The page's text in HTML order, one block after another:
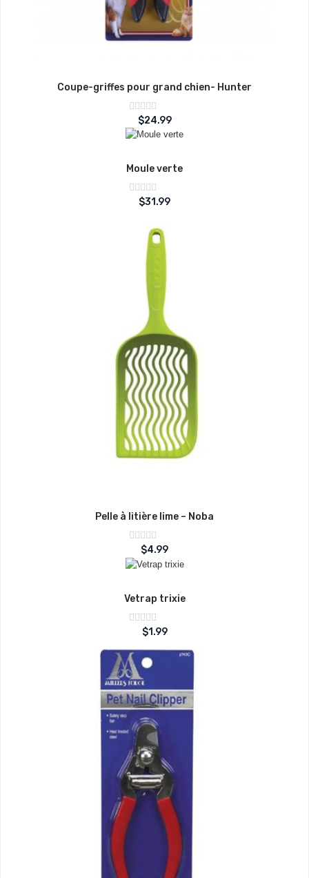
Coupe-griffes pour grand chien- Hunter
Note
0 sur
5
$24.99
Moule verte
Note
sur
$31.99
Pelle à litière lime – Noba
Note
0
sur
5
$4.99
Vetrap trixie
Note
sur
5
$1.99